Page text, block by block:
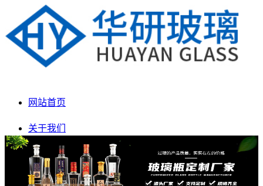
网站首页
关于我们
产品展示
新闻动态